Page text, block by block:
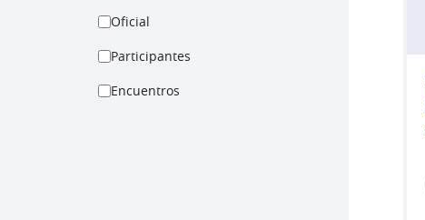
Oficial
Participantes
Encuentros